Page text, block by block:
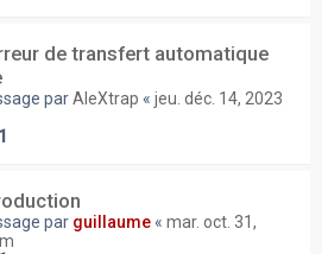
de transfert automatique
parAleXtrap « jeu. déc. 14, 2023
1
par guillaume « mar. oct. 31,